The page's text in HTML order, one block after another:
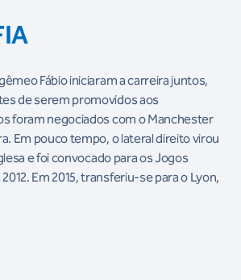
Fábio iniciaram a carreira juntos,
de serem promovidos aos
foram negociados com o Manchester
Em pouco tempo, o lateral direito virou
e foi convocado para os Jogos
Em 2015, transferiu-se para o Lyon,